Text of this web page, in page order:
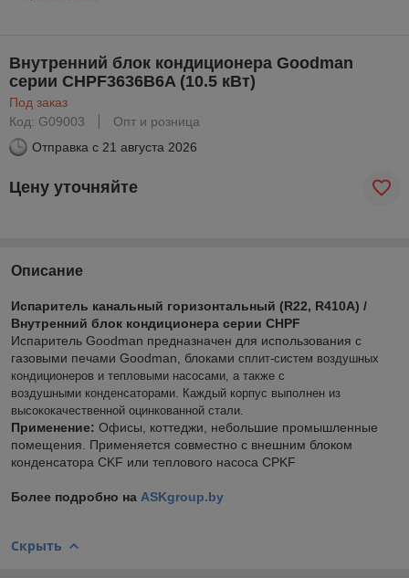
Внутренний блок кондиционера Goodman
серии CHPF3636B6A (10.5 кВт)
Под заказ
Код: G09003
Опт и розница
Отправка с 21 августа 2026
Цену уточняйте
Описание
Испаритель канальный горизонтальный (R22, R410A) /
Внутренний блок кондиционера серии CHPF
Испаритель Goodman предназначен для использования с
газовыми печами Goodman, блоками сплит-систем воздушных
кондиционеров и тепловыми насосами, а также с
воздушными конденсаторами. Каждый корпус выполнен из
высококачественной оцинкованной стали.
Применение: Офисы, коттеджи, небольшие промышленные
помещения. Применяется совместно с внешним блоком
конденсатора CKF или теплового насоса СPKF
Более подробно на ASKgroup.by
Скрыть